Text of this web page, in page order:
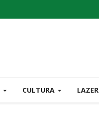
CULTURA LAZER